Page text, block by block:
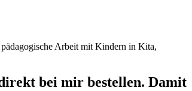
Arbeit mit Kindern in Kita,
bei mir bestellen. Damit